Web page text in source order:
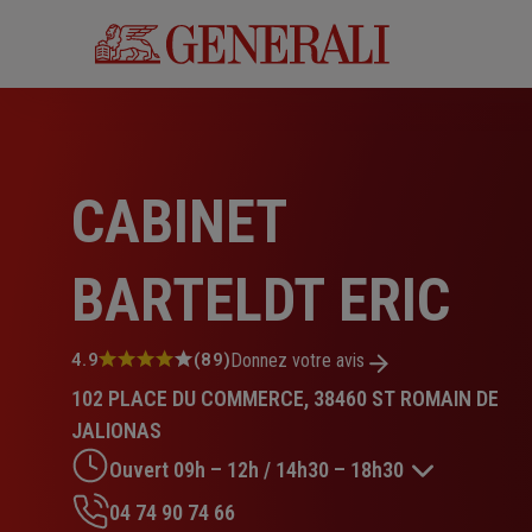
CABINET
BARTELDT ERIC
Note
4.9
sur
5
étoiles
4.9 (89)Donnez votre avis
102 PLACE DU COMMERCE, 38460 ST ROMAIN DE
JALIONAS
Ouvert 09h – 12h / 14h30 – 18h30
04 74 90 74 66